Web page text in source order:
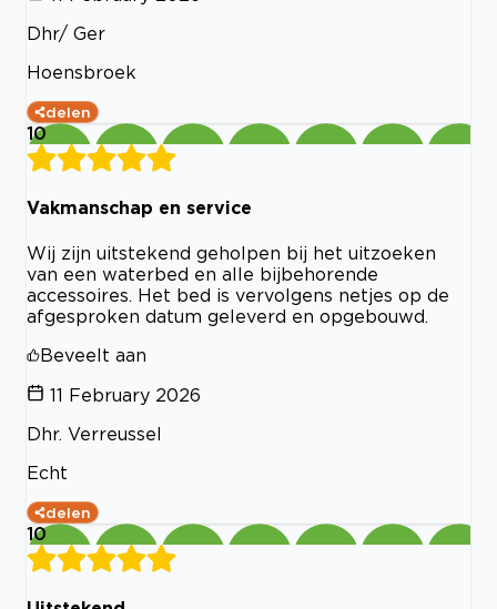
Dhr/ Ger
Hoensbroek
delen
10
Vakmanschap en service
Wij zijn uitstekend geholpen bij het uitzoeken
van een waterbed en alle bijbehorende
accessoires. Het bed is vervolgens netjes op de
afgesproken datum geleverd en opgebouwd.
Beveelt aan
11 February 2026
Dhr. Verreussel
Echt
delen
10